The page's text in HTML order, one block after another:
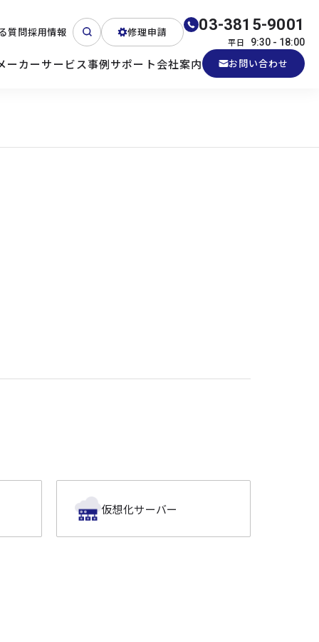
質問採用情報 修理申請 03-3815-9001
平日 9:30 - 18:00
産業用PC
ーカーサービス事例サポート会社案内 お問い合わせ
仮想化サーバー